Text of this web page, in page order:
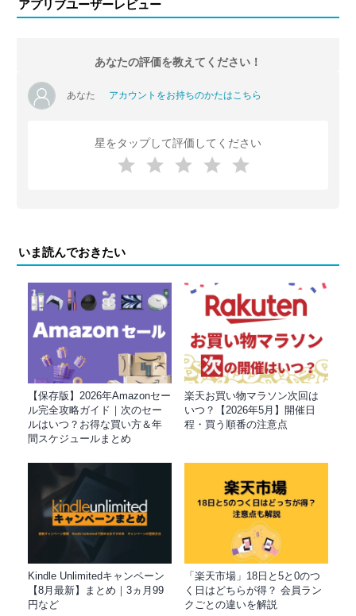
アプリブユーザーレビュー
あなたの評価を教えてください！
あなた アカウントをお持ちのかたはこちら
星をタップして評価してください
いま読んでおきたい
【保存版】2026年Amazonセー
ル完全攻略ガイド｜次のセー
ルはいつ？お得な買い方＆年
間スケジュールまとめ
楽天お買い物マラソン次回は
いつ？【2026年5月】開催日
程・買う順番の注意点
Kindle Unlimitedキャンペーン
【8月最新】まとめ｜3ヵ月99
円など
「楽天市場」18日と5と0のつ
く日はどちらが得？ 会員ラン
クごとの違いを解説